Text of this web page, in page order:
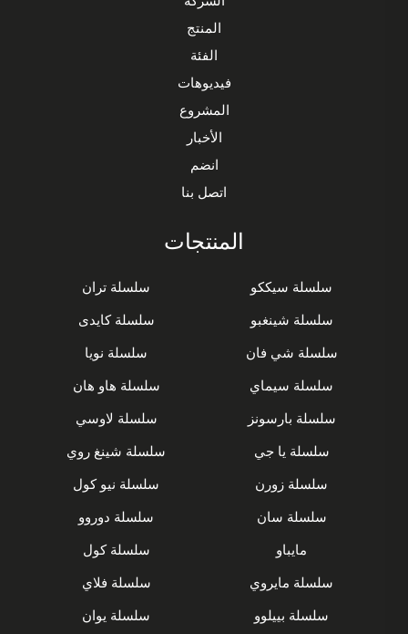
المنتج
الفئة
فيديوهات
المشروع
الأخبار
انضم
اتصل بنا
المنتجات
سلسلة سيككو
سلسلة تران
سلسلة شينغبو
سلسلة كايدى
سلسلة شي فان
سلسلة نويا
سلسلة سيماي
سلسلة هاو هان
سلسلة بارسونز
سلسلة لاوسي
سلسلة يا جي
سلسلة شينغ روي
سلسلة زورن
سلسلة نيو كول
سلسلة سان
سلسلة دوروو
مايباو
سلسلة كول
سلسلة مايروي
سلسلة فلاي
سلسلة بييلوو
سلسلة يوان